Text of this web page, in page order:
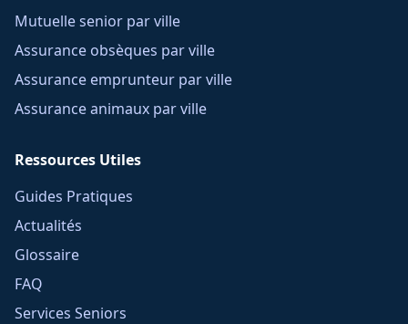
Mutuelle senior par ville
Assurance obsèques par ville
Assurance emprunteur par ville
Assurance animaux par ville
Ressources Utiles
Guides Pratiques
Actualités
Glossaire
FAQ
Services Seniors